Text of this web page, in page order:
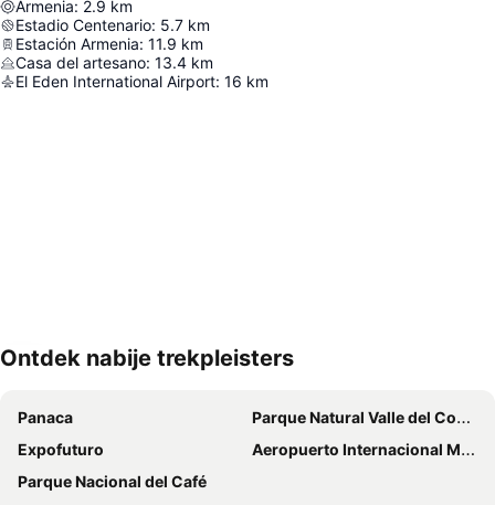
Armenia: 2.9 km
Estadio Centenario: 5.7 km
Estación Armenia: 11.9 km
Casa del artesano: 13.4 km
El Eden International Airport: 16 km
Kaart uitvouwen
Ontdek nabije trekpleisters
Panaca
Parque Natural Valle del Cocorá
Expofuturo
Aeropuerto Internacional Matecaña
Parque Nacional del Café